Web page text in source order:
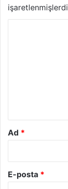
Ad *
E-posta *